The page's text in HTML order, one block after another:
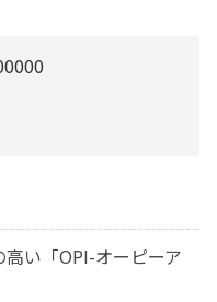
い「OPI-オーピーア